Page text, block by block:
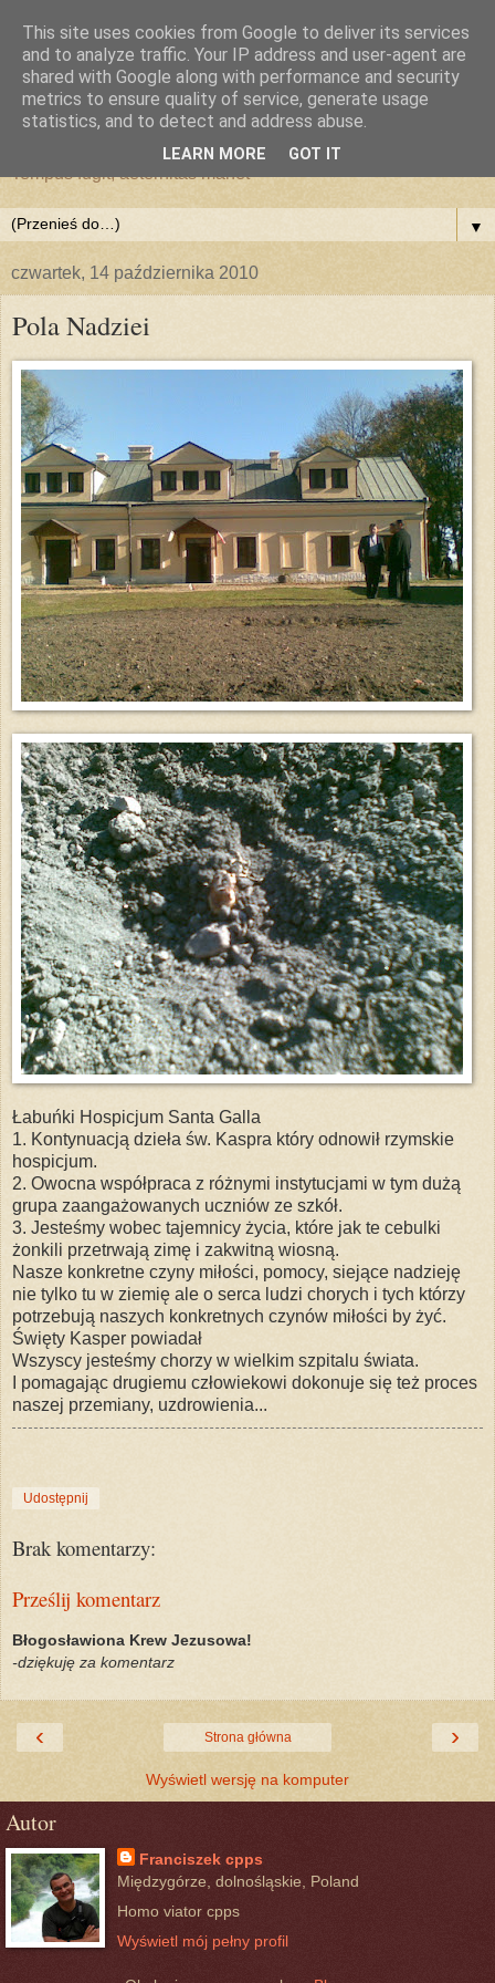
Tempus fugit, aeternitas manet
▼
czwartek, 14 października 2010
Pola Nadziei
Łabuńki Hospicjum Santa Galla
1. Kontynuacją dzieła św. Kaspra który odnowił rzymskie
hospicjum.
2. Owocna współpraca z różnymi instytucjami w tym dużą
grupa zaangażowanych uczniów ze szkół.
3. Jesteśmy wobec tajemnicy życia, które jak te cebulki
żonkili przetrwają zimę i zakwitną wiosną.
Nasze konkretne czyny miłości, pomocy, siejące nadzieję
nie tylko tu w ziemię ale o serca ludzi chorych i tych którzy
potrzebują naszych konkretnych czynów miłości by żyć.
Święty Kasper powiadał
Wszyscy jesteśmy chorzy w wielkim szpitalu świata.
I pomagając drugiemu człowiekowi dokonuje się też proces
naszej przemiany, uzdrowienia...
Udostępnij
Brak komentarzy:
Prześlij komentarz
Błogosławiona Krew Jezusowa!
-dziękuję za komentarz
‹ ›
Strona główna
Wyświetl wersję na komputer
Autor
Franciszek cpps
Międzygórze, dolnośląskie, Poland
Homo viator cpps
Wyświetl mój pełny profil
This site uses cookies from Google to deliver its services
and to analyze traffic. Your IP address and user-agent are
shared with Google along with performance and security
metrics to ensure quality of service, generate usage
statistics, and to detect and address abuse.
LEARN MORE GOT IT